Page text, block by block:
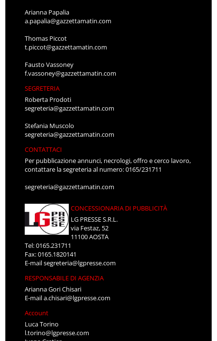
Arianna Papalia
a.papalia@gazzettamatin.com
Thomas Piccot
t.piccot@gazzettamatin.com
Fausto Vassoney
f.vassoney@gazzettamatin.com
SEGRETERIA
Roberta Prodoti
segreteria@gazzettamatin.com
Stefania Muscolo
segreteria@gazzettamatin.com
CONTATTACI
Per pubblicazione annunci, necrologi, offro e cerco lavoro,
contattare la segreteria al numero: 0165/231711
segreteria@gazzettamatin.com
CONCESSIONARIA DI PUBBLICITÀ
LG PRESSE S.R.L.
via Festaz, 52
11100 AOSTA
Tel: 0165.231711
Fax: 0165.1820141
E-mailsegreteria@lgpresse.com
RESPONSABILE DI AGENZIA
Arianna Gori Chisari
E-maila.chisari@lgpresse.com
Account
Luca Torino
l.torino@lgpresse.com